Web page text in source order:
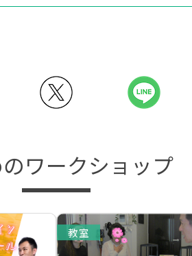
ワークショップ
教室